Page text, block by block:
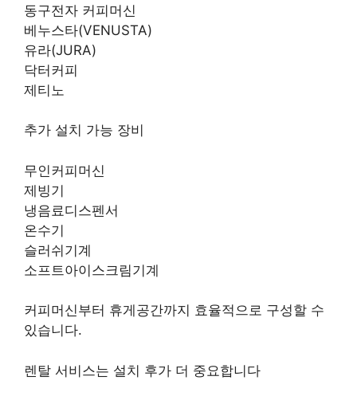
동구전자 커피머신
베누스타(VENUSTA)
유라(JURA)
닥터커피
제티노
추가 설치 가능 장비
무인커피머신
제빙기
냉음료디스펜서
온수기
슬러쉬기계
소프트아이스크림기계
커피머신부터 휴게공간까지 효율적으로 구성할 수
있습니다.
렌탈 서비스는 설치 후가 더 중요합니다